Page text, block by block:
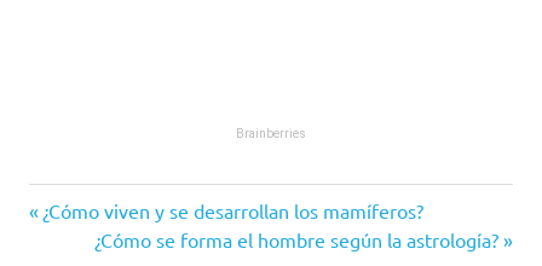
Navegación
Entrada
anterior:
¿Cómo viven y se desarrollan los mamíferos?
Siguiente
¿Cómo se forma el hombre según la astrología?